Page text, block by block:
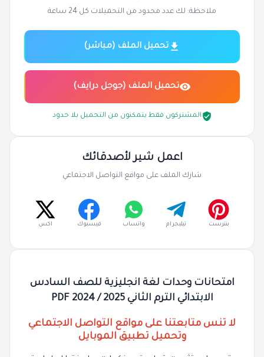
امتحانات وحدات لغة انجليزية للصف السادس
الابتدائي الترم الثاني 2025 / 2024 PDF
لا تنس متابعتنا على مواقع التواصل الاجتماعي
وتحميل تطبيق الموبايل
ملاحظة: لك عدد محدود من التحميلات كل 24 ساعة
تحميل الملف (مباشر)
تحميل الملف (جوجل درايف)
المشتركون فقط يتمكنون من التحميل بلا حدود
اعمل شير لأصدقائك
شارك الملف على مواقع التواصل الاجتماعي
بنترست تيليجرام واتساب فيسبوك اكس